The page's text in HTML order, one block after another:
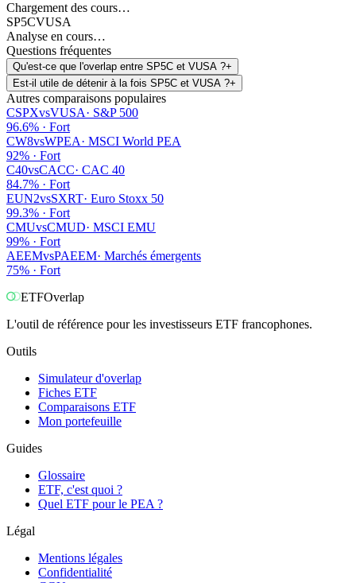
Chargement des cours…
SP5CVUSA
Analyse en cours…
Questions fréquentes
Qu'est-ce que l'overlap entre SP5C et VUSA ?+
Est-il utile de détenir à la fois SP5C et VUSA ?+
Autres comparaisons populaires
CSPXvsVUSA· S&P 500
96.6% · Fort
CW8vsWPEA· MSCI World PEA
92% · Fort
C40vsCACC· CAC 40
84.7% · Fort
EUN2vsSXRT· Euro Stoxx 50
99.3% · Fort
CMUvsCMUD· MSCI EMU
99% · Fort
AEEMvsPAEEM· Marchés émergents
75% · Fort
ETFOverlap
L'outil de référence pour les investisseurs ETF francophones.
Outils
Simulateur d'overlap
Fiches ETF
Comparaisons ETF
Mon portefeuille
Guides
Glossaire
ETF, c'est quoi ?
Quel ETF pour le PEA ?
Légal
Mentions légales
Confidentialité